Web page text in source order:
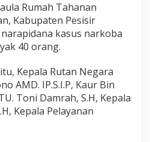
I
B
D
i
e
r
k
a
Rumah Tahanan
Kabupaten Pesisir
kasus narkoba
40 orang.
Kepala Rutan Negara
AMD. IP.S.I.P, Kaur Bin
Toni Damrah, S.H, Kepala
Kepala Pelayanan